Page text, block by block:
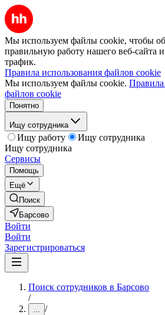
Мы используем файлы cookie, чтобы
правильную работу нашего веб-сайта и
трафик.
Правила использования файлов cookie
Мы используем файлы cookie. Правила
файлов cookie
Понятно
Ищу сотрудника
Ищу работу
Ищу сотрудника
Ищу сотрудника
Сервисы
Помощь
Ещё
Поиск
Барсово
Войти
Войти
Зарегистрироваться
Поиск сотрудников в Барсово
/
... /